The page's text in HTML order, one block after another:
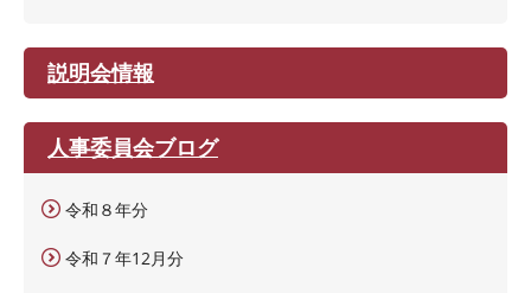
説明会情報
人事委員会ブログ
令和８年分
令和７年12月分